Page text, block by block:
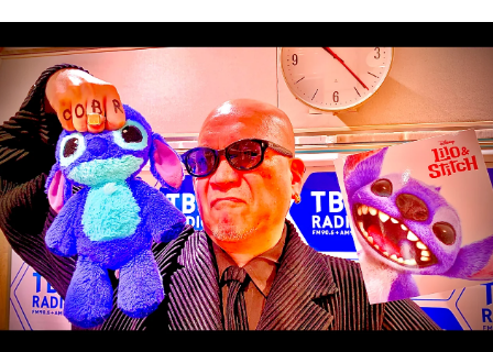
イベント・グッズ
YouTube
会社情報